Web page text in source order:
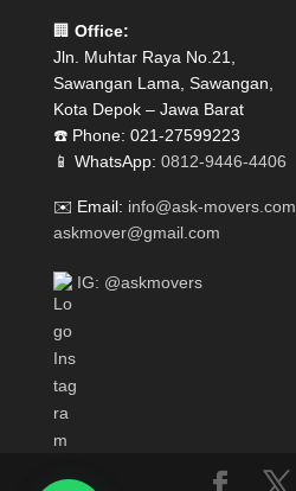
🏢 Office:
Jln. Muhtar Raya No.21,
Sawangan Lama, Sawangan,
Kota Depok – Jawa Barat
☎️ Phone: 021-27599223
📱 WhatsApp: 0812-9446-4406
✉️ Email: info@ask-movers.com
askmover@gmail.com
IG: @askmovers